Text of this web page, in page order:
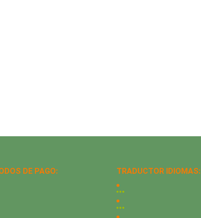
DE PAGO: TRADUCTOR IDIOMAS: